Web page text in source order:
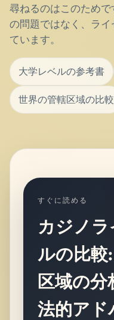
尋ねるのはこのため
の問題ではなく、ラ
ています。
大学レベルの参考書
世界の管轄区域の比較
すぐに読める
カジノ
ルの比較
区域の
法的アド